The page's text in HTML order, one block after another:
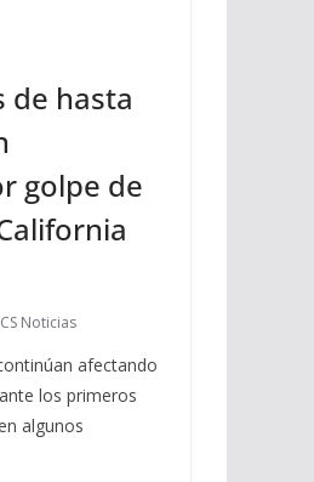
de hasta
golpe de
Noticias
afectando
los primeros
algunos